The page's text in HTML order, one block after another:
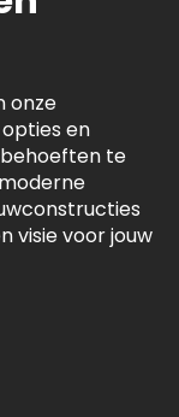
onze
en
te
visie voor jouw